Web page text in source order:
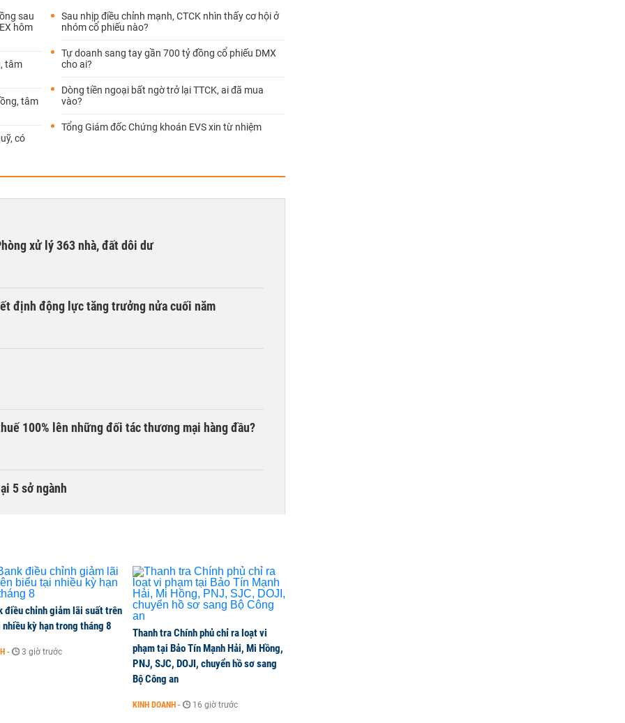
sau
hôm
tâm
tâm
có
Sau nhịp điều chỉnh mạnh, CTCK nhìn thấy cơ hội ở
nhóm cổ phiếu nào?
Tự doanh sang tay gần 700 tỷ đồng cổ phiếu DMX
cho ai?
Dòng tiền ngoại bất ngờ trở lại TTCK, ai đã mua
vào?
Tổng Giám đốc Chứng khoán EVS xin từ nhiệm
xử lý 363 nhà, đất dôi dư
định động lực tăng trưởng nửa cuối năm
100% lên những đối tác thương mại hàng đầu?
5 sở ngành
điều chỉnh giảm lãi suất trên
kỳ hạn trong tháng 8
- 3 giờ trước
Thanh tra Chính phủ chỉ ra loạt vi
phạm tại Bảo Tín Mạnh Hải, Mi Hồng,
PNJ, SJC, DOJI, chuyển hồ sơ sang
Bộ Công an
KINH DOANH - 16 giờ trước